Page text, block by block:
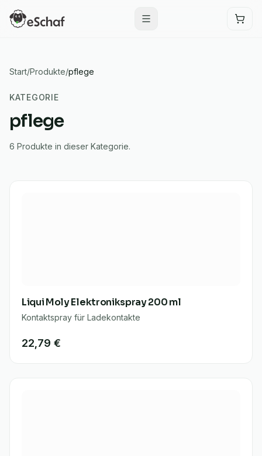
Start/Produkte/pflege
KATEGORIE
pflege
6 Produkte in dieser Kategorie.
Liqui Moly Elektronikspray 200 ml
Kontaktspray für Ladekontakte
22,79 €